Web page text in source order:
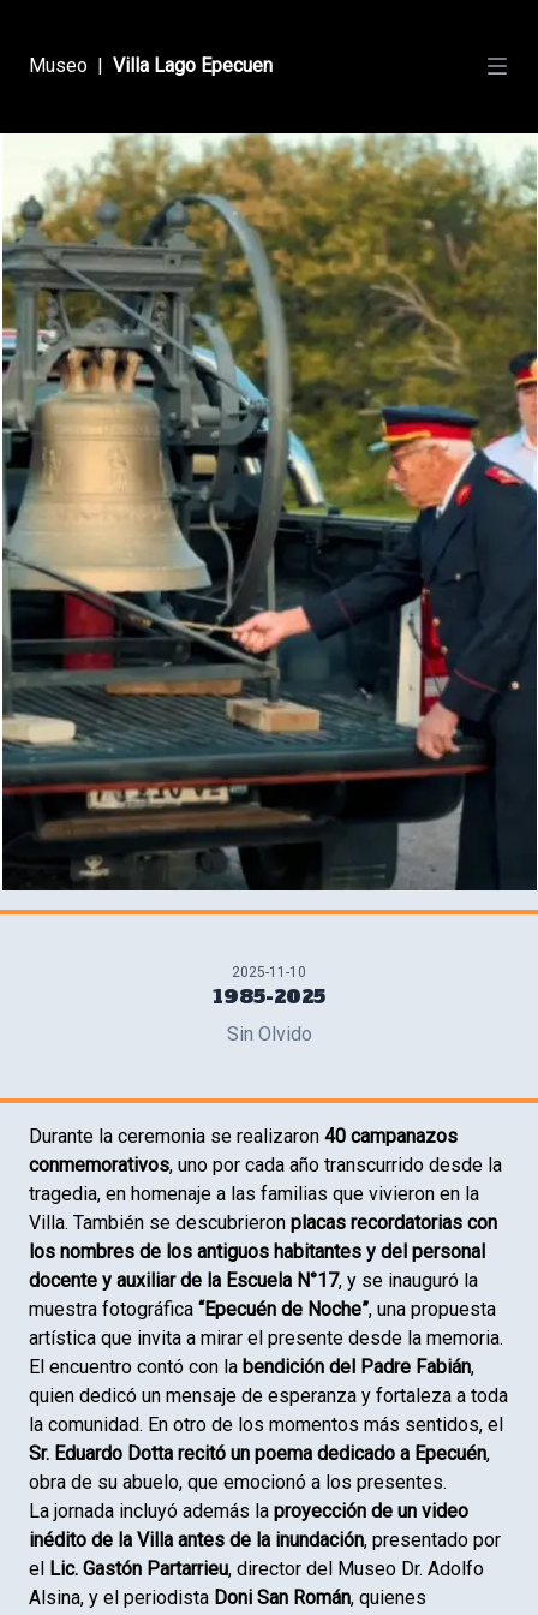
Museo Villa Lago Epecuen
2025-11-10
1985-2025
Sin Olvido
Durante la ceremonia se realizaron 40 campanazos
conmemorativos, uno por cada año transcurrido desde la
tragedia, en homenaje a las familias que vivieron en la
Villa. También se descubrieron placas recordatorias con
los nombres de los antiguos habitantes y del personal
docente y auxiliar de la Escuela N°17, y se inauguró la
muestra fotográfica “Epecuén de Noche”, una propuesta
artística que invita a mirar el presente desde la memoria.
El encuentro contó con la bendición del Padre Fabián,
quien dedicó un mensaje de esperanza y fortaleza a toda
la comunidad. En otro de los momentos más sentidos, el
Sr. Eduardo Dotta recitó un poema dedicado a Epecuén,
obra de su abuelo, que emocionó a los presentes.
La jornada incluyó además la proyección de un video
inédito de la Villa antes de la inundación, presentado por
el Lic. Gastón Partarrieu, director del Museo Dr. Adolfo
Alsina, y el periodista Doni San Román, quienes